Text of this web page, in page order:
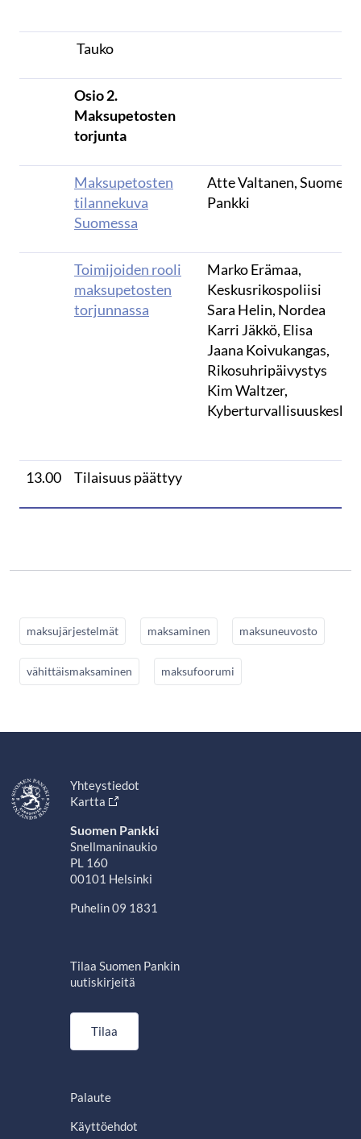
Tauko
Osio 2.
Maksupetosten
torjunta
Maksupetosten
tilannekuva
Suomessa
Atte Valtanen, Suomen
Pankki
Toimijoiden rooli
maksupetosten
torjunnassa
Marko Erämaa,
Keskusrikospoliisi
Sara Helin, Nordea
Karri Jäkkö, Elisa
Jaana Koivukangas,
Rikosuhripäivystys
Kim Waltzer,
Kyberturvallisuuskeskus
13.00 Tilaisuus päättyy
maksujärjestelmät maksaminen maksuneuvosto
vähittäismaksaminen maksufoorumi
Yhteystiedot
Kartta
Suomen Pankki
Snellmaninaukio
PL 160
00101 Helsinki
Puhelin 09 1831
Tilaa Suomen Pankin
uutiskirjeitä
Tilaa
Palaute
Käyttöehdot